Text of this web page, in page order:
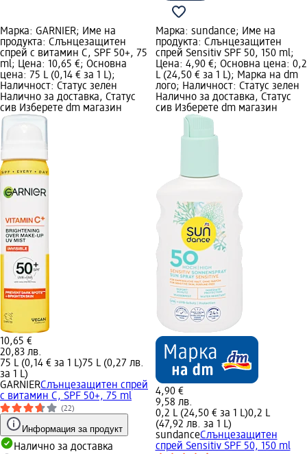
Марка: GARNIER; Име на
продукта: Слънцезащитен
спрей с витамин C, SPF 50+, 75
ml; Цена: 10,65 €; Основна
цена: 75 L (0,14 € за 1 L);
Наличност: Статус зелен
Налично за доставка, Статус
сив Изберете dm магазин
10,65 €
20,83 лв.
75 L (0,14 € за 1 L)75 L (0,27 лв.
за 1 L)
GARNIERСлънцезащитен спрей
с витамин C, SPF 50+, 75 ml
(22)
Информация за продукт
Налично за доставка
Марка: sundance; Име на
продукта: Слънцезащитен
спрей Sensitiv SPF 50, 150 ml;
Цена: 4,90 €; Основна цена: 0,2
L (24,50 € за 1 L); Марка на dm
лого; Наличност: Статус зелен
Налично за доставка, Статус
сив Изберете dm магазин
4,90 €
9,58 лв.
0,2 L (24,50 € за 1 L)0,2 L
(47,92 лв. за 1 L)
sundanceСлънцезащитен
спрей Sensitiv SPF 50, 150 ml